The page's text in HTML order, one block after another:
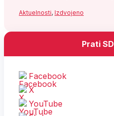
Aktuelnosti, Izdvojeno
Prati
Facebook
X
YouTube